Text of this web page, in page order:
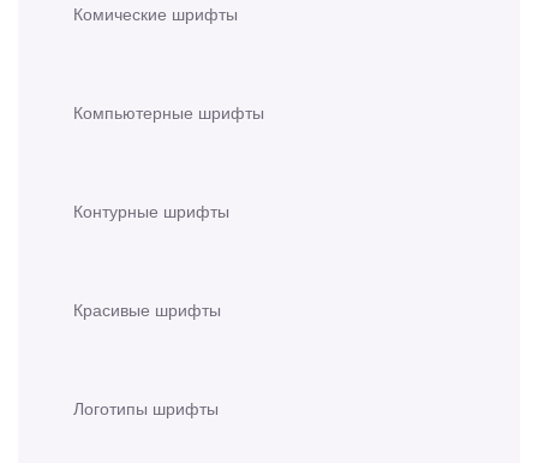
Комические шрифты
Компьютерные шрифты
Контурные шрифты
Красивые шрифты
Логотипы шрифты